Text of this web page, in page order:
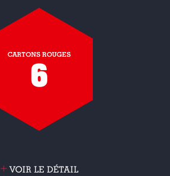
CARTONS ROUGES
6
+VOIR LE DÉTAIL